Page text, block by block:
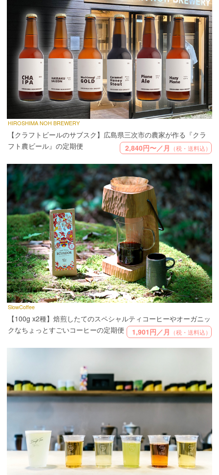
HIROSHIMA NOH BREWERY
【クラフトビールのサブスク】広島県三次市の農家が作る『クラ
フト農ビール』の定期便
2,840円〜／月 （税・送料込）
SlowCoffee
【100g x2種】焙煎したてのスペシャルティコーヒーやオーガニッ
クなちょっとすごいコーヒーの定期便
1,901円／月 （税・送料込）